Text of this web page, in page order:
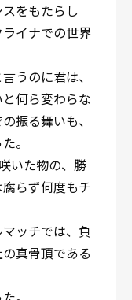
をもたらし
イナでの世界
うのに君は、
何ら変わらな
振る舞いも、
。
いた物の、勝
らず何度もチ
ッチでは、負
真骨頂である